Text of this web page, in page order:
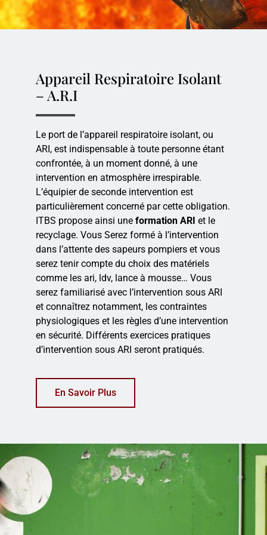
Appareil Respiratoire Isolant
– A.R.I
Le port de l’appareil respiratoire isolant, ou
ARI, est indispensable à toute personne étant
confrontée, à un moment donné, à une
intervention en atmosphère irrespirable.
L’équipier de seconde intervention est
particulièrement concerné par cette obligation.
ITBS propose ainsi une formation ARI et le
recyclage. Vous Serez formé à l’intervention
dans l’attente des sapeurs pompiers et vous
serez tenir compte du choix des matériels
comme les ari, ldv, lance à mousse… Vous
serez familiarisé avec l’intervention sous ARI
et connaîtrez notamment, les contraintes
physiologiques et les règles d’une intervention
en sécurité. Différents exercices pratiques
d’intervention sous ARI seront pratiqués.
En Savoir Plus